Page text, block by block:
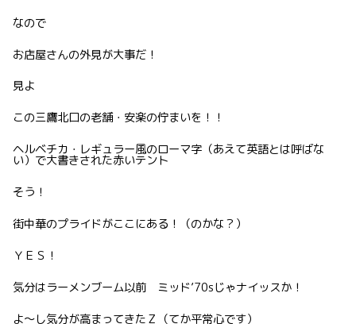
なので
お店屋さんの外見が大事だ！
見よ
この三鷹北口の老舗・安楽の佇まいを！！
ヘルベチカ・レギュラー風のローマ字（あえて英語とは呼ばな
い）で大書きされた赤いテント
そう！
街中華のプライドがここにある！（のかな？）
ＹＥＳ！
気分はラーメンブーム以前 ミッド’70sじゃナイッスか！
よ〜し気分が高まってきたＺ（てか平常心です）